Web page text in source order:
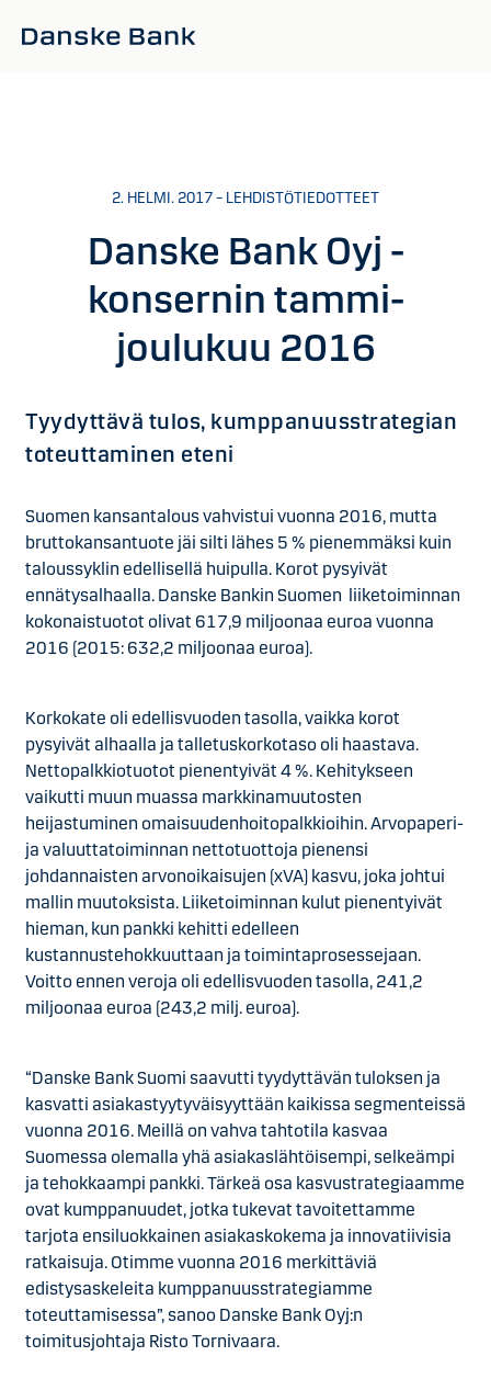
2. HELMI. 2017 – LEHDISTÖTIEDOTTEET
Danske Bank Oyj -
konsernin tammi-
joulukuu 2016
Tyydyttävä tulos, kumppanuusstrategian
toteuttaminen eteni
Suomen kansantalous vahvistui vuonna 2016, mutta
bruttokansantuote jäi silti lähes 5 % pienemmäksi kuin
taloussyklin edellisellä huipulla. Korot pysyivät
ennätysalhaalla. Danske Bankin Suomen liiketoiminnan
kokonaistuotot olivat 617,9 miljoonaa euroa vuonna
2016 (2015: 632,2 miljoonaa euroa).
Korkokate oli edellisvuoden tasolla, vaikka korot
pysyivät alhaalla ja talletuskorkotaso oli haastava.
Nettopalkkiotuotot pienentyivät 4 %. Kehitykseen
vaikutti muun muassa markkinamuutosten
heijastuminen omaisuudenhoitopalkkioihin. Arvopaperi-
ja valuuttatoiminnan nettotuottoja pienensi
johdannaisten arvonoikaisujen (xVA) kasvu, joka johtui
mallin muutoksista. Liiketoiminnan kulut pienentyivät
hieman, kun pankki kehitti edelleen
kustannustehokkuuttaan ja toimintaprosessejaan.
Voitto ennen veroja oli edellisvuoden tasolla, 241,2
miljoonaa euroa (243,2 milj. euroa).
“Danske Bank Suomi saavutti tyydyttävän tuloksen ja
kasvatti asiakastyytyväisyyttään kaikissa segmenteissä
vuonna 2016. Meillä on vahva tahtotila kasvaa
Suomessa olemalla yhä asiakaslähtöisempi, selkeämpi
ja tehokkaampi pankki. Tärkeä osa kasvustrategiaamme
ovat kumppanuudet, jotka tukevat tavoitettamme
tarjota ensiluokkainen asiakaskokema ja innovatiivisia
ratkaisuja. Otimme vuonna 2016 merkittäviä
edistysaskeleita kumppanuusstrategiamme
toteuttamisessa”, sanoo Danske Bank Oyj:n
toimitusjohtaja Risto Tornivaara.